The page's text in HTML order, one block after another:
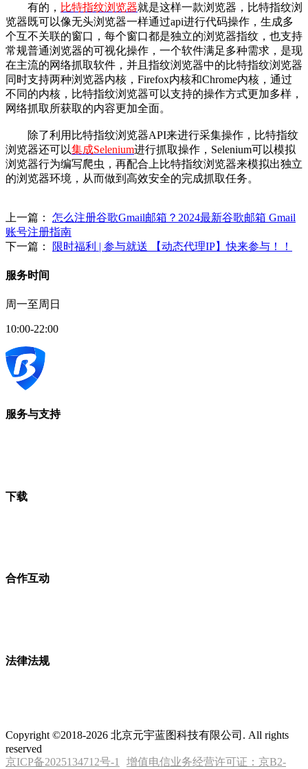
有的， 比特指纹浏览器就是这样一款浏览器，比特指纹浏
览器既可以像无头浏览器一样通过api进行代码操作，生成多
个互不关联的窗口，每个窗口都是独立的浏览器指纹，也支持
常规普通浏览器的可视化操作，一个软件满足多种需求，是现
在主流的网络抓取软件，并且指纹浏览器中的比特指纹浏览器
同时支持两种浏览器内核，Firefox内核和Chrome内核，通过
不同的内核，比特指纹浏览器可以支持的操作方式更加多样，
网络抓取所获取的内容更加全面。
除了利用比特指纹浏览器API来进行采集操作，比特指纹
浏览器还可以集成Selenium进行抓取操作，Selenium可以模拟
浏览器行为编写爬虫，再配合上比特指纹浏览器来模拟出独立
的浏览器环境，从而做到高效安全的完成抓取任务。
上一篇： 怎么注册谷歌Gmail邮箱？2024最新谷歌邮箱 Gmail
账号注册指南
下一篇：
限时福利 | 参与就送 【动态代理IP】快来参与！！
服务时间
周一至周日
10:00-22:00
服务与支持
下载
合作互动
法律法规
Copyright ©2018-2026 北京元宇蓝图科技有限公司. All rights
reserved
京ICP备2025134712号-1
增值电信业务经营许可证：京B2-